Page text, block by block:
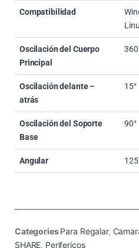
Compatibilidad
Oscilación del Cuerpo
Principal
Oscilación delante –
atrás
15°
Oscilación del Soporte
Base
90°
Angular
CategoriesPara Regalar,
SHARE, Perifericos